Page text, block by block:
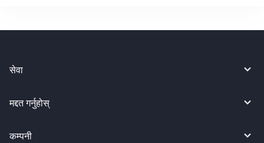
सेवा
मद्दत गर्नुहोस्
कम्पनी